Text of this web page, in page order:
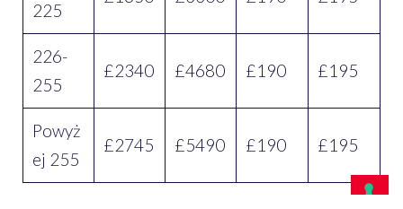
225
226-
255
£2340 £4680 £190 £195
Powyż
ej 255
£2745 £5490 £190 £195